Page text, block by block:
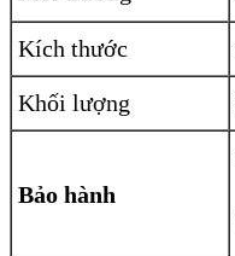
Kích thước
Khối lượng
Bảo hành